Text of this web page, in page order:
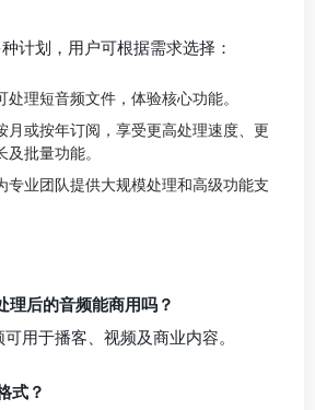
计划，用户可根据需求选择：
理短音频文件，体验核心功能。
或按年订阅，享受更高处理速度、更
批量功能。
业团队提供大规模处理和高级功能支
后的音频能商用吗？
用于播客、视频及商业内容。
式？